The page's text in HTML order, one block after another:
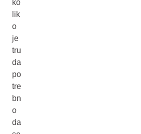
ko
lik
o
je
tru
da
po
tre
bn
o
da